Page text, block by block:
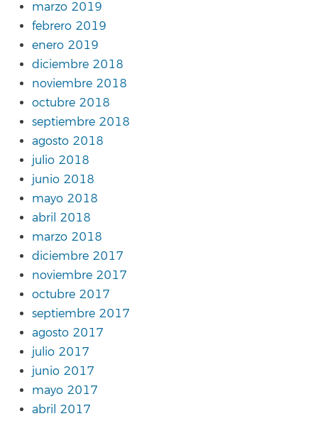
marzo 2019
febrero 2019
enero 2019
diciembre 2018
noviembre 2018
octubre 2018
septiembre 2018
agosto 2018
julio 2018
junio 2018
mayo 2018
abril 2018
marzo 2018
diciembre 2017
noviembre 2017
octubre 2017
septiembre 2017
agosto 2017
julio 2017
junio 2017
mayo 2017
abril 2017